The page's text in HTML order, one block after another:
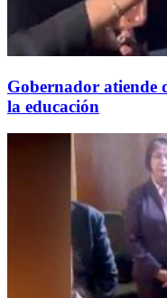
Gobernador atiende
la educación